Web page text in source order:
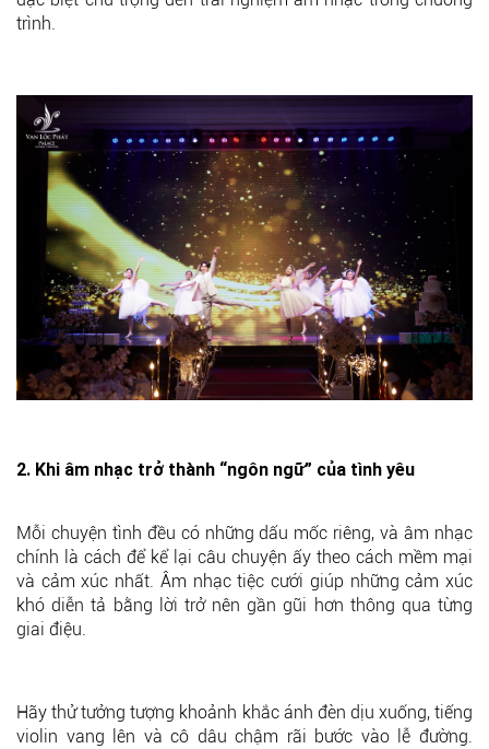
trình.
2. Khi âm nhạc trở thành “ngôn ngữ” của tình yêu
Mỗi chuyện tình đều có những dấu mốc riêng, và âm nhạc
chính là cách để kể lại câu chuyện ấy theo cách mềm mại
và cảm xúc nhất. Âm nhạc tiệc cưới giúp những cảm xúc
khó diễn tả bằng lời trở nên gần gũi hơn thông qua từng
giai điệu.
Hãy thử tưởng tượng khoảnh khắc ánh đèn dịu xuống, tiếng
violin vang lên và cô dâu chậm rãi bước vào lễ đường.